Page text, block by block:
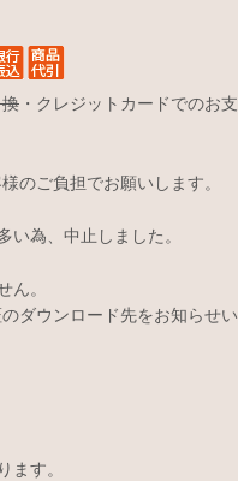
・クレジットカードでのお支
のご負担でお願いします。
為、中止しました。
ん。
ダウンロード先をお知らせい
ます。